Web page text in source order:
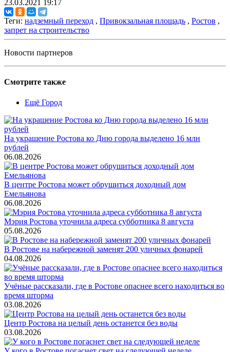
23.03.2021 19:17
Теги: надземный переход , Привокзальная площадь , Ростов ,
запрет на строительство
Новости партнеров
Смотрите также
Ещё Город
На украшение Ростова ко Дню города выделено 16 млн
рублей
06.08.2026
В центре Ростова может обрушиться доходный дом
Емельянова
06.08.2026
Мэрия Ростова уточнила адреса субботника 8 августа
05.08.2026
В Ростове на набережной заменят 200 уличных фонарей
04.08.2026
Учёные рассказали, где в Ростове опаснее всего находиться во
время шторма
03.08.2026
Центр Ростова на целый день останется без воды
03.08.2026